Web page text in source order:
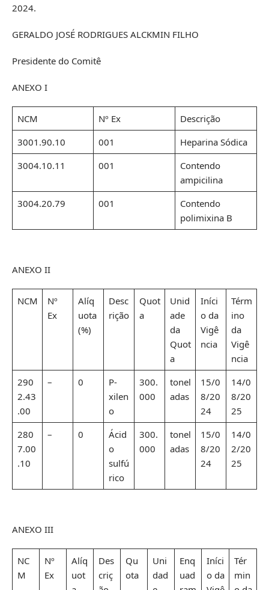
2024.
GERALDO JOSÉ RODRIGUES ALCKMIN FILHO
Presidente do Comitê
ANEXO I
NCM Nº Ex
Descrição
3001.90.10
001
Heparina Sódica
3004.10.11
001
Contendo
ampicilina
3004.20.79
001
Contendo
polimixina B
ANEXO II
NCM
Nº
Ex
Alíq
uota
(%)
Desc
rição
Quot
a
Unid
ade
da
Quot
a
Iníci
o da
Vigê
ncia
Térm
ino
da
Vigê
ncia
290
2.43
.00
– 0
P-
xilen
o
300.
000
tonel
adas
15/0
8/20
24
14/0
8/20
25
280
7.00
.10
– 0
Ácid
o
sulfú
rico
300.
000
tonel
adas
15/0
8/20
24
14/0
2/20
25
ANEXO III
NC
M
Nº
Ex
Alíq
uot
Des
criç
Qu
ota
Uni
dad
Enq
uad
Iníci
o da
Tér
min